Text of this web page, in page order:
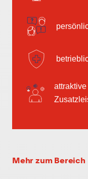
attraktive
flexible
Mehr zum Bereich